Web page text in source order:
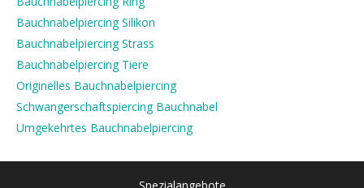
Bauchnabelpiercing Silikon
Bauchnabelpiercing Strass
Bauchnabelpiercing Tiere
Originelles Bauchnabelpiercing
Schwangerschaftspiercing Bauchnabel
Umgekehrtes Bauchnabelpiercing